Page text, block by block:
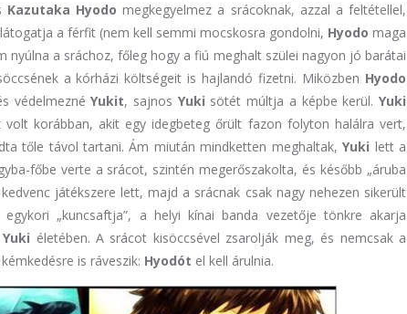
Kazutaka Hyodo megkegyelmez a srácoknak, azzal a feltétellel,
a férfit (nem kell semmi mocskosra gondolni, Hyodo maga
nyúlna a sráchoz, főleg hogy a fiú meghalt szülei nagyon jó barátai
a kórházi költségeit is hajlandó fizetni. Miközben Hyodo
védelmeznéYukit, sajnos Yuki sötét múltja a képbe kerül.Yuki
volt korábban, akit egy idegbeteg őrült fazon folyton halálra vert,
tőle távol tartani. Ám miután mindketten meghaltak,Yuki lett a
főbe verte a srácot, szintén megerőszakolta, és később „áruba
játékszere lett, majd a srácnak csak nagy nehezen sikerült
„kuncsaftja”, a helyi kínai banda vezetője tönkre akarja
Yuki életében. A srácot kisöccsével zsarolják meg, és nemcsak a
is ráveszik: Hyodót el kell árulnia.